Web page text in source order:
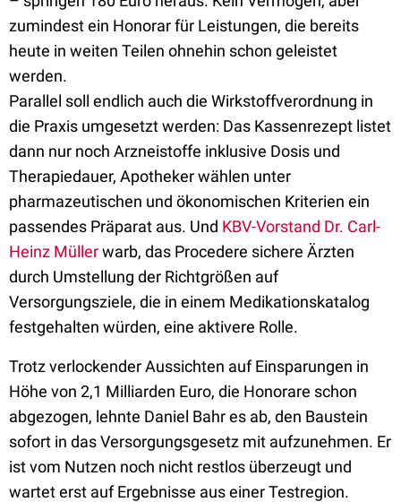
zumindest ein Honorar für Leistungen, die bereits
heute in weiten Teilen ohnehin schon geleistet
werden.
Parallel soll endlich auch die Wirkstoffverordnung in
die Praxis umgesetzt werden: Das Kassenrezept listet
dann nur noch Arzneistoffe inklusive Dosis und
Therapiedauer, Apotheker wählen unter
pharmazeutischen und ökonomischen Kriterien ein
passendes Präparat aus. Und KBV-Vorstand Dr. Carl-
Heinz Müllerwarb, das Procedere sichere Ärzten
durch Umstellung der Richtgrößen auf
Versorgungsziele, die in einem Medikationskatalog
festgehalten würden, eine aktivere Rolle.
Trotz verlockender Aussichten auf Einsparungen in
Höhe von 2,1 Milliarden Euro, die Honorare schon
abgezogen, lehnte Daniel Bahr es ab, den Baustein
sofort in das Versorgungsgesetz mit aufzunehmen. Er
ist vom Nutzen noch nicht restlos überzeugt und
wartet erst auf Ergebnisse aus einer Testregion.